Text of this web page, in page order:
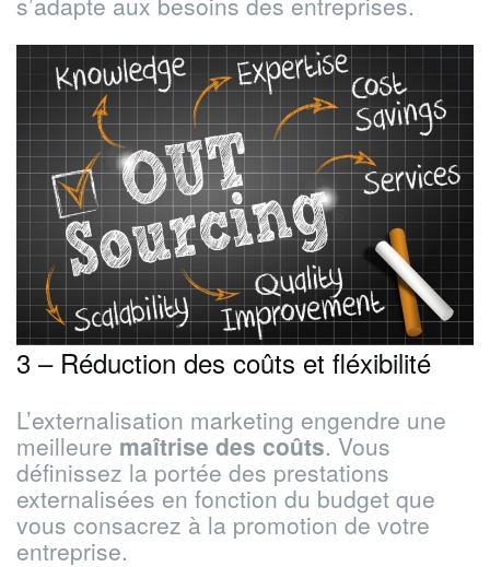
3 – Réduction des coûts et fléxibilité
L’externalisation marketing engendre une
meilleure maîtrise des coûts. Vous
définissez la portée des prestations
externalisées en fonction du budget que
vous consacrez à la promotion de votre
entreprise.